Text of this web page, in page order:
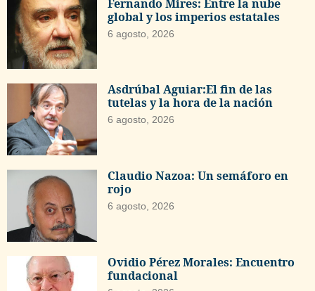
Fernando Mires: Entre la nube
global y los imperios estatales
6 agosto, 2026
Asdrúbal Aguiar:El fin de las
tutelas y la hora de la nación
6 agosto, 2026
Claudio Nazoa: Un semáforo en
rojo
6 agosto, 2026
Ovidio Pérez Morales: Encuentro
fundacional